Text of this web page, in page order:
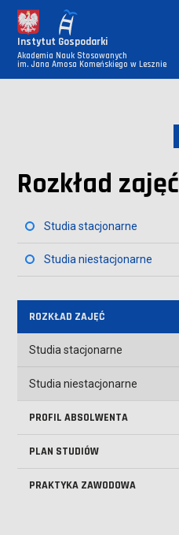
Instytut Gospodarki
Akademia Nauk Stosowanych
im. Jana Amosa Komeńskiego w Lesznie
ROZKŁAD ZAJĘĆ
Studia stacjonarne
Studia niestacjonarne
PROFIL ABSOLWENTA
PLAN STUDIÓW
PRAKTYKA ZAWODOWA
Rozkład zajęć
Studia stacjonarne
Studia niestacjonarne